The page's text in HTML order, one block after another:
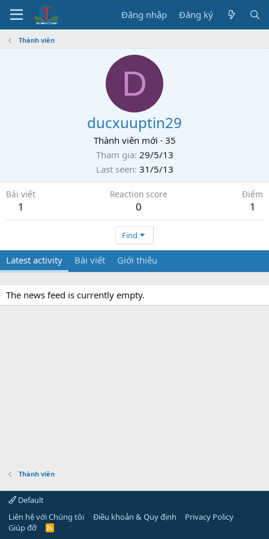
Đăng nhập Đăng ký
Thành viên
D
ducxuuptin29
Thành viên mới · 35
Tham gia 29/5/13
Last seen 31/5/13
Bài viết
1
Reaction score
0
Điểm
1
Find
Latest activity Bài viết Giới thiệu
The news feed is currently empty.
Thành viên
Default
Liên hệ với Chúng tôi
Điều khoản & Quy định
Privacy Policy
Giúp đỡ
R